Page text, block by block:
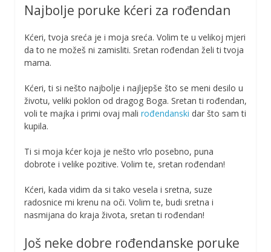
Najbolje poruke kćeri za rođendan
Kćeri, tvoja sreća je i moja sreća. Volim te u velikoj mjeri
da to ne možeš ni zamisliti. Sretan rođendan želi ti tvoja
mama.
Kćeri, ti si nešto najbolje i najljepše što se meni desilo u
životu, veliki poklon od dragog Boga. Sretan ti rođendan,
voli te majka i primi ovaj mali rođendanski dar što sam ti
kupila.
Ti si moja kćer koja je nešto vrlo posebno, puna
dobrote i velike pozitive. Volim te, sretan rođendan!
Kćeri, kada vidim da si tako vesela i sretna, suze
radosnice mi krenu na oči. Volim te, budi sretna i
nasmijana do kraja života, sretan ti rođendan!
Još neke dobre rođendanske poruke